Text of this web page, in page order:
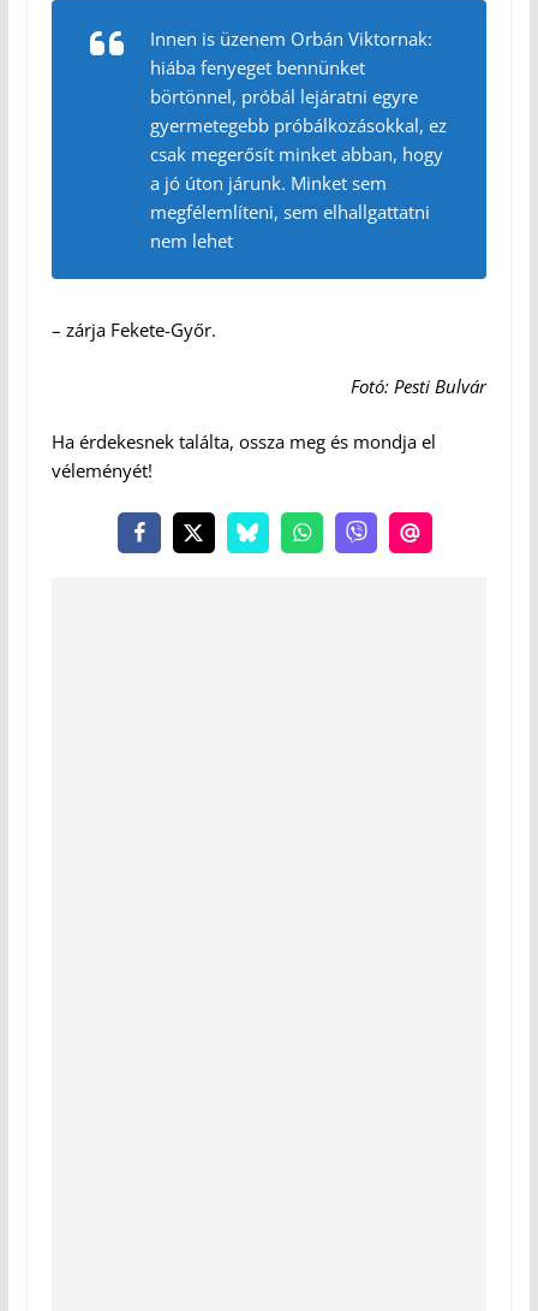
Innen is üzenem Orbán Viktornak:
hiába fenyeget bennünket
börtönnel, próbál lejáratni egyre
gyermetegebb próbálkozásokkal, ez
csak megerősít minket abban, hogy
a jó úton járunk. Minket sem
megfélemlíteni, sem elhallgattatni
nem lehet
– zárja Fekete-Győr.
Fotó: Pesti Bulvár
Ha érdekesnek találta, ossza meg és mondja el
véleményét!